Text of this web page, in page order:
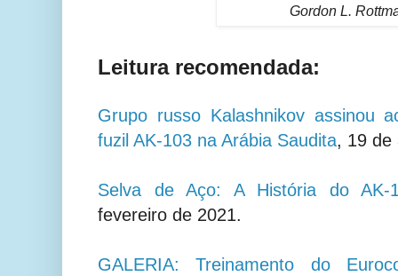
Gordon L.
Leitura recomendada:
Grupo russo Kalashnikov assinou
fuzil AK-103 na Arábia Saudita, 19 de
Selva de Aço: A História do AK-
fevereiro de 2021.
GALERIA: Treinamento do